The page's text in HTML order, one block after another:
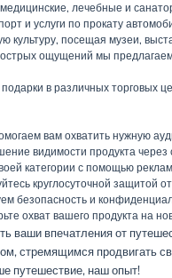
лечебные и
и услуги по прокату
культуру, посещая музеи,
ощущений мы
в различных торговых
вам охватить нужную
видимости продукта
категории с помощью
круглосуточной защитой
безопасность и
охват вашего продукта на
ваши впечатления от
стремящимся продвигать
путешествие, наш опыт!